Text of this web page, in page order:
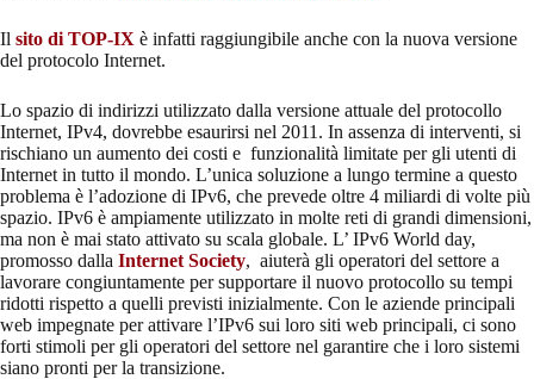
Il sito di TOP-IX è infatti raggiungibile anche con la nuova versione
del protocolo Internet.
Lo spazio di indirizzi utilizzato dalla versione attuale del protocollo
Internet, IPv4, dovrebbe esaurirsi nel 2011. In assenza di interventi, si
rischiano un aumento dei costi e funzionalità limitate per gli utenti di
Internet in tutto il mondo. L’unica soluzione a lungo termine a questo
problema è l’adozione di IPv6, che prevede oltre 4 miliardi di volte più
spazio. IPv6 è ampiamente utilizzato in molte reti di grandi dimensioni,
ma non è mai stato attivato su scala globale. L’ IPv6 World day,
promosso dalla Internet Society, aiuterà gli operatori del settore a
lavorare congiuntamente per supportare il nuovo protocollo su tempi
ridotti rispetto a quelli previsti inizialmente. Con le aziende principali
web impegnate per attivare l’IPv6 sui loro siti web principali, ci sono
forti stimoli per gli operatori del settore nel garantire che i loro sistemi
siano pronti per la transizione.